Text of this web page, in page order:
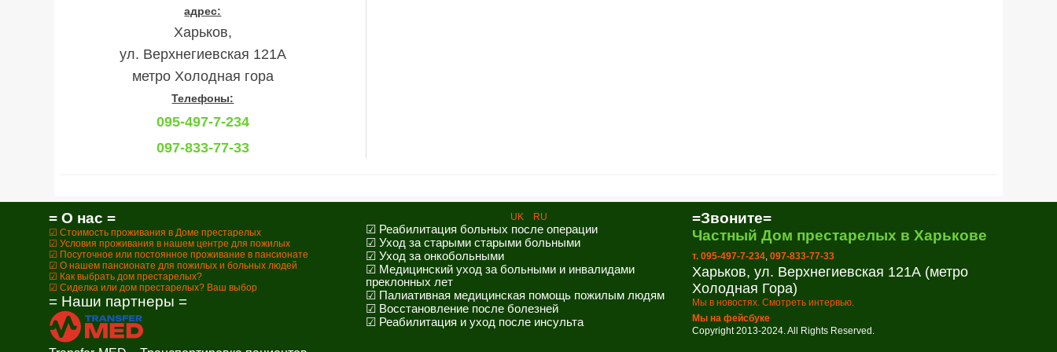
адрес:
Харьков,
ул. Верхнегиевская 121А
метро Холодная гора
Телефоны:
095-497-7-234
097-833-77-33
= О нас =
☑ Стоимость проживания в Доме престарелых
☑ Условия проживания в нашем центре для пожилых
☑ Посуточное или постоянное проживание в пансионате
☑ О нашем пансионате для пожилых и больных людей
☑ Как выбрать дом престарелых?
☑ Сиделка или дом престарелых? Ваш выбор
= Наши партнеры =
UK RU
☑ Реабилитация больных после операции
☑ Уход за старыми старыми больными
☑ Уход за онкобольными
☑ Медицинский уход за больными и инвалидами
преклонных лет
☑ Палиативная медицинская помощь пожилым людям
☑ Восстановление после болезней
☑ Реабилитация и уход после инсульта
=Звоните=
Частный Дом престарелых в Харькове
т. 095-497-7-234, 097-833-77-33
Харьков, ул. Верхнегиевская 121А (метро
Холодная Гора)
Мы в новостях. Смотреть интервью.
Мы на фейсбуке
Copyright 2013-2024. All Rights Reserved.